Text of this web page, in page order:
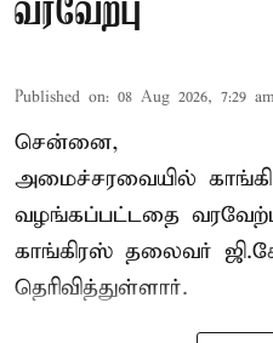
வரவேற்பு
Published on: 08 Aug 2026, 7:29
சென்னை,
அமைச்சரவையில்
வழங்கப்பட்டதை
காங்கிரஸ் தலைவர்
தெரிவித்துள்ளார்.